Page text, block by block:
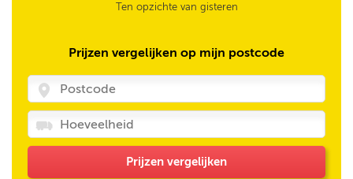
Ten opzichte van gisteren
Prijzen vergelijken op mijn postcode
Prijzen vergelijken